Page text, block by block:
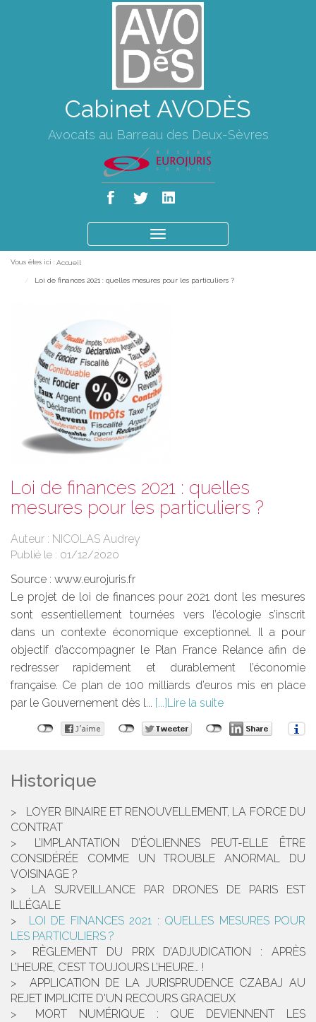
Cabinet AVODÈS
Avocats au Barreau des Deux-Sèvres
le
Vous êtes ici : Accueil
Loi de finances 2021 : quelles mesures pour les particuliers ?
Loi de finances 2021 : quelles
mesures pour les particuliers ?
Auteur : NICOLAS Audrey
Publié le : 01/12/2020
Source : www.eurojuris.fr
Le projet de loi de finances pour 2021 dont les mesures
sont essentiellement tournées vers l’écologie s’inscrit
dans un contexte économique exceptionnel. Il a pour
objectif d’accompagner le Plan France Relance afin de
redresser rapidement et durablement l’économie
française. Ce plan de 100 milliards d’euros mis en place
par le Gouvernement dès l...
Lire la suite
Historique
LOYER BINAIRE ET RENOUVELLEMENT, LA FORCE DU
CONTRAT
L’IMPLANTATION D’ÉOLIENNES PEUT-ELLE ÊTRE
CONSIDÉRÉE COMME UN TROUBLE ANORMAL DU
VOISINAGE ?
LA SURVEILLANCE PAR DRONES DE PARIS EST
ILLÉGALE
LOI DE FINANCES 2021 : QUELLES MESURES POUR
LES PARTICULIERS ?
RÈGLEMENT DU PRIX D’ADJUDICATION : APRÈS
L’HEURE, C’EST TOUJOURS L’HEURE… !
APPLICATION DE LA JURISPRUDENCE CZABAJ AU
REJET IMPLICITE D'UN RECOURS GRACIEUX
MORT NUMÉRIQUE : QUE DEVIENNENT LES